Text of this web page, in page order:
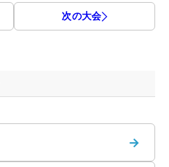
次の大会
→